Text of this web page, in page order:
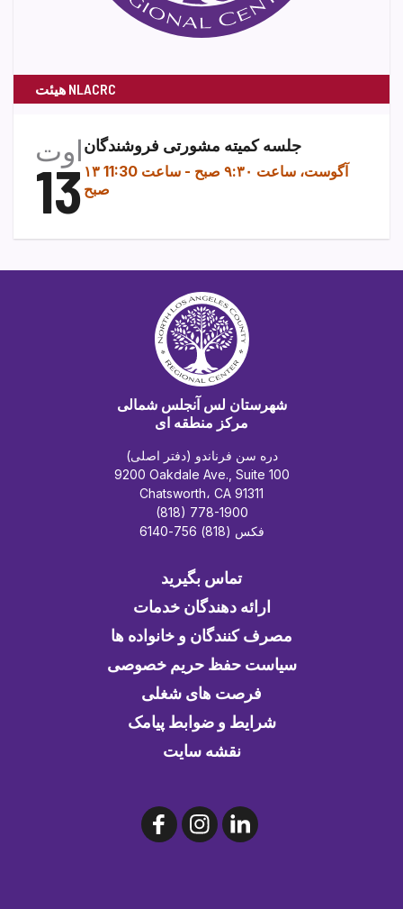
هیئت NLACRC
اوت
13
جلسه کمیته مشورتی فروشندگان
۱۳ آگوست، ساعت ۹:۳۰ صبح -
ساعت 11:30
صبح
شهرستان لس آنجلس شمالی
مرکز منطقه ای
دره سن فرناندو (دفتر اصلی)
9200 Oakdale Ave., Suite 100
Chatsworth، CA 91311
(818) 778-1900
فکس (818) 756-6140
تماس بگیرید
ارائه دهندگان خدمات
مصرف کنندگان و خانواده ها
سیاست حفظ حریم خصوصی
فرصت های شغلی
شرایط و ضوابط پیامک
نقشه سایت